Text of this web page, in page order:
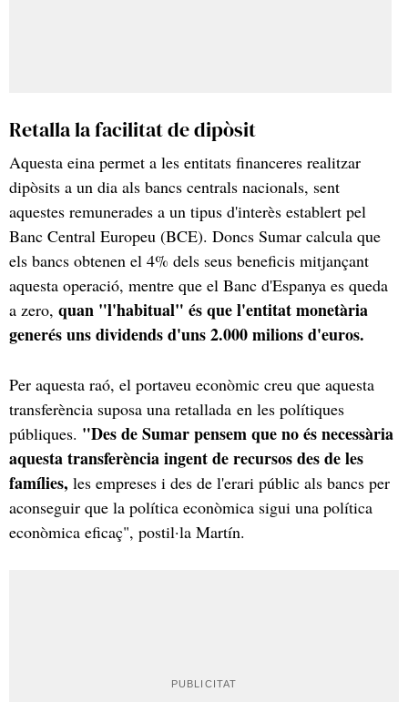
Retalla la facilitat de dipòsit
Aquesta eina permet a les entitats financeres realitzar
dipòsits a un dia als bancs centrals nacionals, sent
aquestes remunerades a un tipus d'interès establert pel
Banc Central Europeu (BCE). Doncs Sumar calcula que
els bancs obtenen el 4% dels seus beneficis mitjançant
aquesta operació, mentre que el Banc d'Espanya es queda
a zero, quan "l'habitual" és que l'entitat monetària
generés uns dividends d'uns 2.000 milions d'euros.
Per aquesta raó, el portaveu econòmic creu que aquesta
transferència suposa una retallada en les polítiques
públiques. "Des de Sumar pensem que no és necessària
aquesta transferència ingent de recursos des de les
famílies, les empreses i des de l'erari públic als bancs per
aconseguir que la política econòmica sigui una política
econòmica eficaç", postil·la Martín.